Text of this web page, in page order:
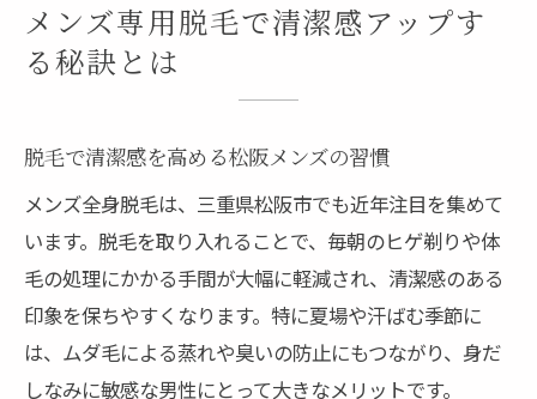
メンズ専用脱毛で清潔感アップす
る秘訣とは
脱毛で清潔感を高める松阪メンズの習慣
メンズ全身脱毛は、三重県松阪市でも近年注目を集めて
います。脱毛を取り入れることで、毎朝のヒゲ剃りや体
毛の処理にかかる手間が大幅に軽減され、清潔感のある
印象を保ちやすくなります。特に夏場や汗ばむ季節に
は、ムダ毛による蒸れや臭いの防止にもつながり、身だ
しなみに敏感な男性にとって大きなメリットです。